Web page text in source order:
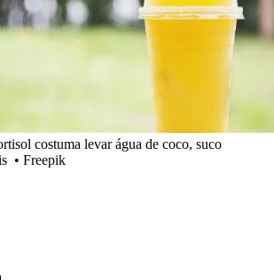
costuma levar água de coco, suco
• Freepik